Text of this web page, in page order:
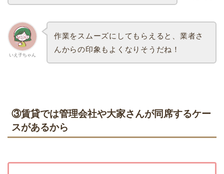
いえ子ちゃん
作業をスムーズにしてもらえると、業者さ
んからの印象もよくなりそうだね！
③賃貸では管理会社や大家さんが同席するケー
スがあるから